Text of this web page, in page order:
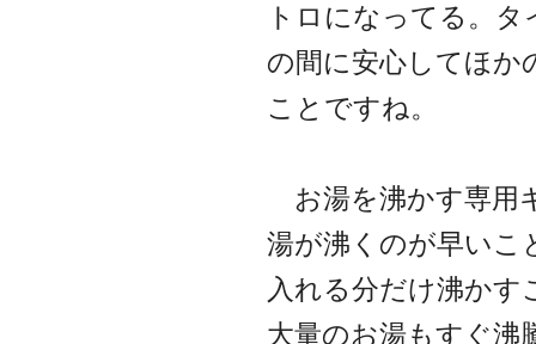
トロになってる。
の間に安心してほ
ことですね。
お湯を沸かす専用
湯が沸くのが早いこ
入れる分だけ沸か
大量のお湯もすぐ沸